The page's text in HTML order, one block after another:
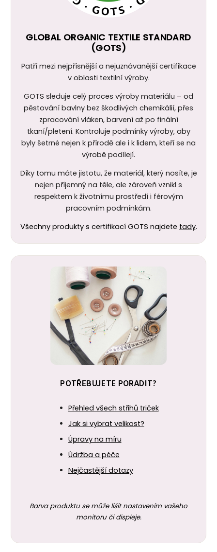
GLOBAL ORGANIC TEXTILE STANDARD
(GOTS)
Patří mezi nejpřísnější a nejuznávanější certifikace
v oblasti textilní výroby.
GOTS sleduje celý proces výroby materiálu – od
pěstování bavlny bez škodlivých chemikálií, přes
zpracování vláken, barvení až po finální
tkaní/pletení. Kontroluje podmínky výroby, aby
byly šetrné nejen k přírodě ale i k lidem, kteří se na
výrobě podílejí.
Díky tomu máte jistotu, že materiál, který nosíte, je
nejen příjemný na těle, ale zároveň vznikl s
respektem k životnímu prostředí i férovým
pracovním podmínkám.
Všechny produkty s certifikací GOTS najdete tady.
POTŘEBUJETE PORADIT?
Přehled všech střihů triček
Jak si vybrat velikost?
Úpravy na míru
Údržba a péče
Nejčastější dotazy
Barva produktu se může lišit nastavením vašeho
monitoru či displeje.